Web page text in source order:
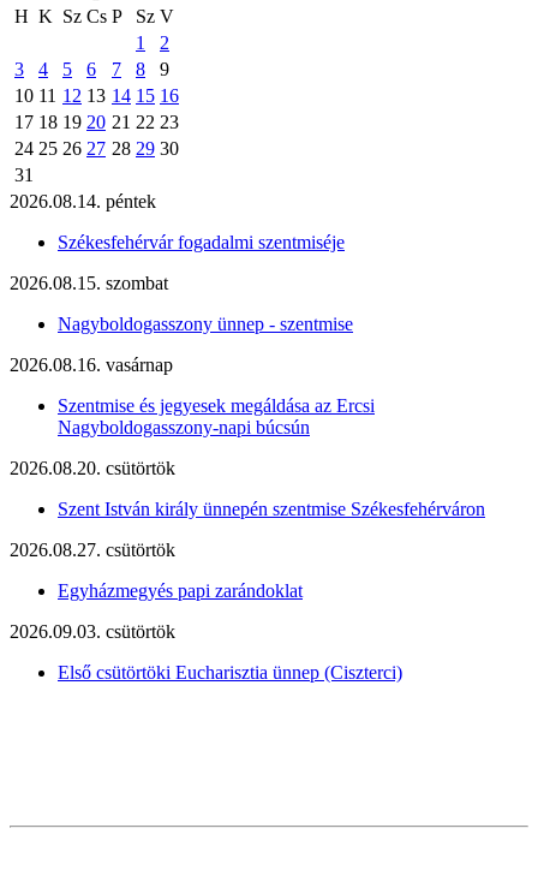
H K Sz Cs P Sz V
1
2
3
4 5 6 7 8
9
10 11 12 13 14 15 16
17 18 19 20 21 22 23
24 25 26 27 28 29 30
31
2026.08.14. péntek
Székesfehérvár fogadalmi szentmiséje
2026.08.15. szombat
Nagyboldogasszony ünnep - szentmise
2026.08.16. vasárnap
Szentmise és jegyesek megáldása az Ercsi
Nagyboldogasszony-napi búcsún
2026.08.20. csütörtök
Szent István király ünnepén szentmise Székesfehérváron
2026.08.27. csütörtök
Egyházmegyés papi zarándoklat
2026.09.03. csütörtök
Első csütörtöki Eucharisztia ünnep (Ciszterci)